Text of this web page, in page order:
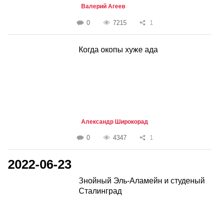
Валерий Агеев
0 7215 1
Когда окопы хуже ада
Александр Широкорад
0 4347 1
2022-06-23
Знойный Эль-Аламейн и студеный
Сталинград